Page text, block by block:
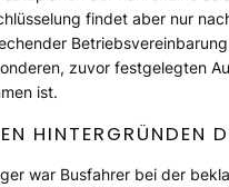
findet aber nur
zuvor festgelegten
ist.
HINTERGRÜNDEN
war Busfahrer bei der